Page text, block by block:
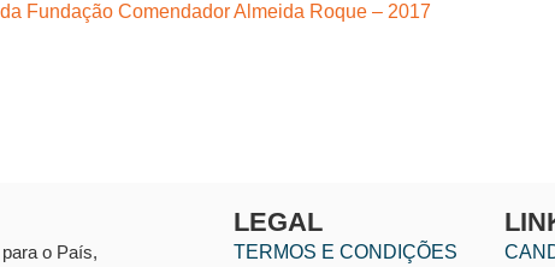
Fundação Comendador Almeida Roque – 2017
o País,
LEGAL
TERMOS E CONDIÇÕES